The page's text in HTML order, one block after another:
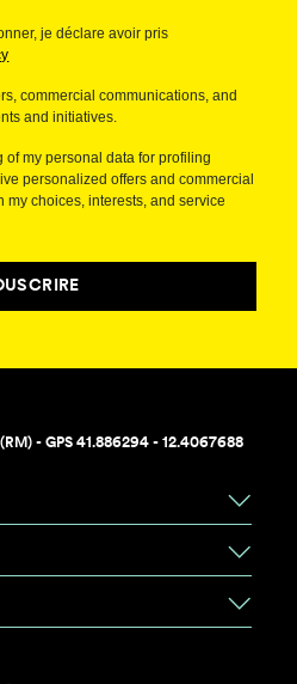
je déclare avoir pris
commercial communications, and
and initiatives.
of my personal data for profiling
personalized offers and commercial
my choices, interests, and service
- GPS 41.886294 - 12.4067688